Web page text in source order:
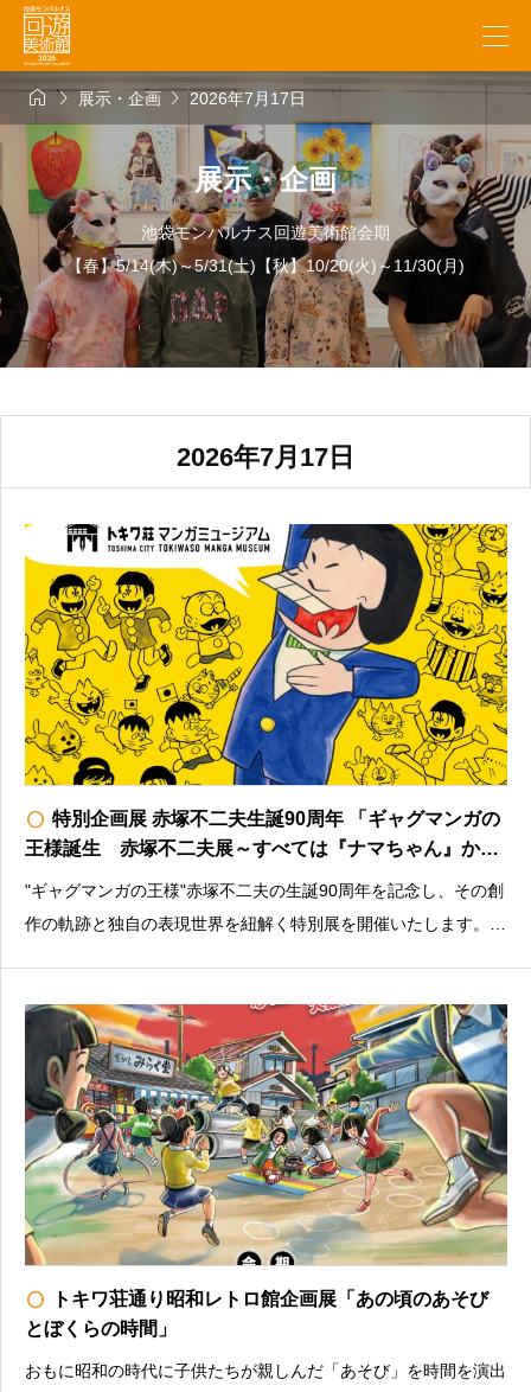
展示・企画2026年7月17日
展示・企画
池袋モンパルナス回遊美術館会期
【春】5/14(木)～5/31(土)【秋】10/20(火)～11/30(月)
2026年7月17日
radio_button_unchecked 特別企画展 赤塚不二夫生誕90周年 「ギャグマンガの
王様誕生 赤塚不二夫展～すべては『ナマちゃん』から
始まった～」
"ギャグマンガの王様"赤塚不二夫の生誕90周年を記念し、その創
作の軌跡と独自の表現世界を紐解く特別展を開催いたします。料
おすすめしますhttps://t
radio_button_unchecked
トキワ荘通り昭和レトロ館企画展「あの頃のあそび
とぼくらの時間」
おもに昭和の時代に子供たちが親しんだ「あそび」を時間を演出